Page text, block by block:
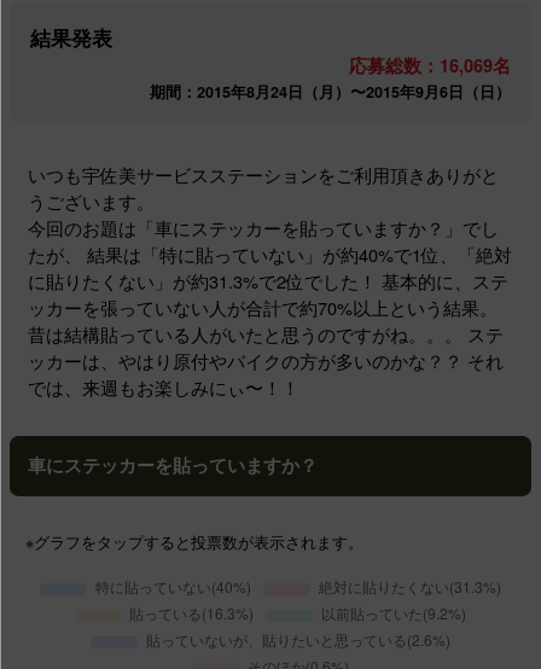
結果発表
応募総数：16,069名
期間：2015年8月24日（月）〜2015年9月6日（日）
いつも宇佐美サービスステーションをご利用頂きありがと
うございます。
今回のお題は「車にステッカーを貼っていますか？」でし
たが、 結果は「特に貼っていない」が約40%で1位、「絶対
に貼りたくない」が約31.3%で2位でした！ 基本的に、ステ
ッカーを張っていない人が合計で約70%以上という結果。
昔は結構貼っている人がいたと思うのですがね。。。 ステ
ッカーは、やはり原付やバイクの方が多いのかな？？ それ
では、来週もお楽しみにぃ〜！！
車にステッカーを貼っていますか？
※グラフ をタップする と投票数が表示されます。